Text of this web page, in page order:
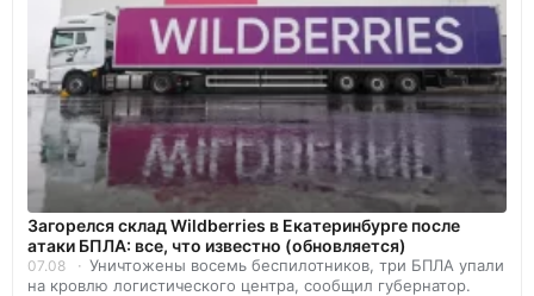
Загорелся склад Wildberries в Екатеринбурге после
атаки БПЛА: все, что известно (обновляется)
07.08
Уничтожены восемь беспилотников, три БПЛА упали
на кровлю логистического центра, сообщил губернатор.